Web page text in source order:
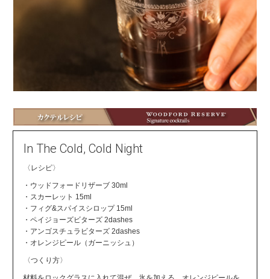
In The Cold, Cold Night
〈レシピ〉
・ウッドフォードリザーブ 30ml
・スカーレット 15ml
・フィグ&スパイスシロップ 15ml
・ペイジョーズビターズ 2dashes
・アンゴスチュラビターズ 2dashes
・オレンジピール（ガーニッシュ）
〈つくり方〉